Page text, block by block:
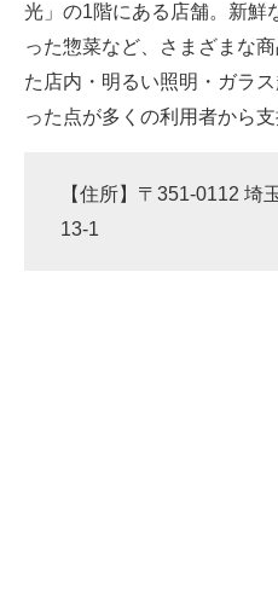
光」の1階にある店舗。新鮮
った惣菜など、さまざまな
た店内・明るい照明・ガラ
った点が多くの利用者から支
【住所】〒351-0112 埼
13-1